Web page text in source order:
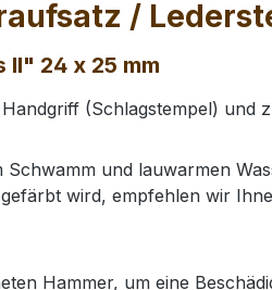
/
24 x 25 mm
(Schlagstempel)
und lauwarmen
wird, empfehlen wir
Hammer, um eine